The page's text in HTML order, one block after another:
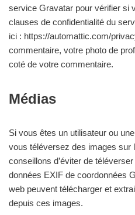
service Gravatar pour vérifier si
clauses de confidentialité du
ici : https://automattic.com/
commentaire, votre photo de
coté de votre commentaire.
Médias
Si vous êtes un utilisateur ou
vous téléversez des images sur
conseillons d’éviter de
données EXIF de coordonnées
web peuvent télécharger et
depuis ces images.